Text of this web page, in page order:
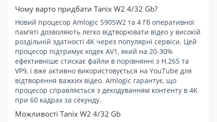
Чому варто придбати Tanix W2 4/32 Gb?
Новий процесор Amlogic S905W2 та 4 Гб оперативної
пам'яті дозволяють легко відтворювати відео у високій
роздільній здатності 4K через популярні сервіси. Цей
процесор підтримує кодек AV1, який на 20-30%
ефективніше стискає файли в порівнянні з H.265 та
VP9, і вже активно використовується на YouTube для
відтворення важких відео. Amlogic гарантує, що
процесор справляється з декодуванням контенту в 4K
при 60 кадрах за секунду.
Можливості Tanix W2 4/32 Gb